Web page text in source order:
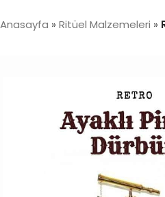
Anasayfa » Ritüel Malzemeleri »